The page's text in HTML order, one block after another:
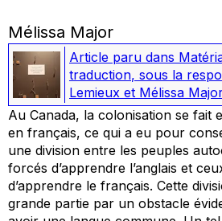
Mélissa Major
Article paru dans
traduction, sous la
Lemieux et Mélissa
Au Canada, la colonisation se fait
en français, ce qui a eu pour
une division entre les peuples
forcés d’apprendre l’anglais et
d’apprendre le français. Cette
grande partie par un obstacle